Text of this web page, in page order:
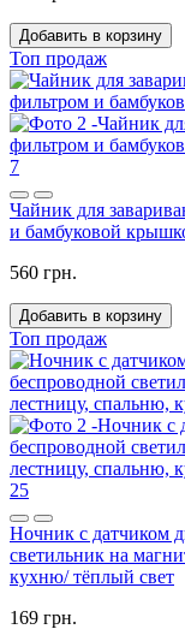
Добавить в корзину
Топ продаж
7
Чайник для
и бамбуковой
560 грн.
Добавить в корзину
Топ продаж
25
Ночник с датчиком
светильник на
кухню/ тёплый свет
169 грн.